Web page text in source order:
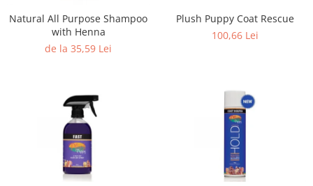
Natural All Purpose Shampoo
with Henna
de la 35,59 Lei
Plush Puppy Coat Rescue
100,66 Lei